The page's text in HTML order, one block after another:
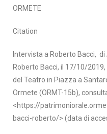
ORMETE
Citation
Intervista a Roberto Bacci, di
Roberto Bacci, il 17/10/
del Teatro in Piazza a
Ormete (ORMT-15b),
<https://
bacci-roberto/> (data di